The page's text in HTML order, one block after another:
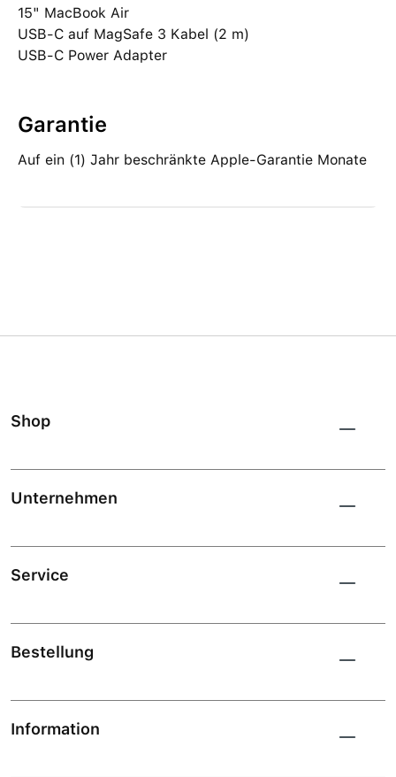
15" MacBook Air
USB‑C auf MagSafe 3 Kabel (2 m)
USB‑C Power Adapter
Garantie
Auf ein (1) Jahr beschränkte Apple-Garantie Monate
Shop
Unternehmen
Service
Bestellung
Information